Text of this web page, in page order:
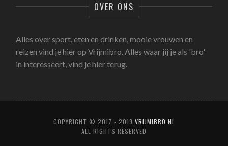
OVER ONS
Alles over sport, eten en drinken, mooie vrouwen en
reizen vind je hier op Vrijmibro. Alles waar jij je als 'bro'
in interesseert, vind je hier terug.
COPYRIGHT © 2017 - 2019 VRIJMIBRO.NL
ALL RIGHTS RESERVED